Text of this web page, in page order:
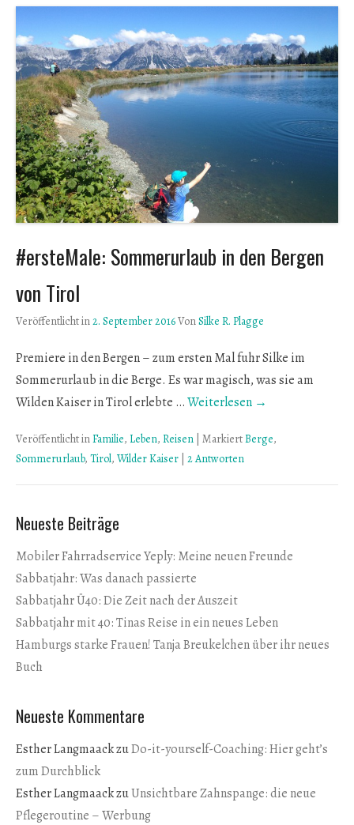
#ersteMale: Sommerurlaub in den Bergen
von Tirol
Veröffentlicht in2. September 2016VonSilke R. Plagge
Premiere in den Bergen – zum ersten Mal fuhr Silke im
Sommerurlaub in die Berge. Es war magisch, was sie am
Wilden Kaiser in Tirol erlebte …Weiterlesen →
Veröffentlicht inFamilie, Leben, Reisen MarkiertBerge,
Sommerurlaub, Tirol, Wilder Kaiser 2 Antworten
Neueste Beiträge
Mobiler Fahrradservice Yeply: Meine neuen Freunde
Sabbatjahr: Was danach passierte
Sabbatjahr Ü40: Die Zeit nach der Auszeit
Sabbatjahr mit 40: Tinas Reise in ein neues Leben
Hamburgs starke Frauen! Tanja Breukelchen über ihr neues
Buch
Neueste Kommentare
Esther LangmaackzuDo-it-yourself-Coaching: Hier geht’s
zum Durchblick
Esther LangmaackzuUnsichtbare Zahnspange: die neue
Pflegeroutine – Werbung